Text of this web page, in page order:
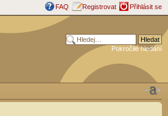
FAQ Registrovat Přihlásit se
Pokročilé hledání